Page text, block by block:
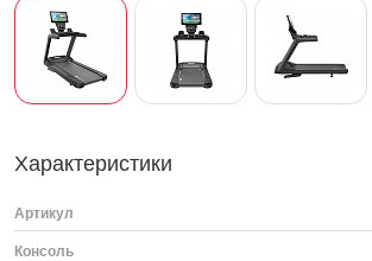
Характеристики
Артикул
Консоль